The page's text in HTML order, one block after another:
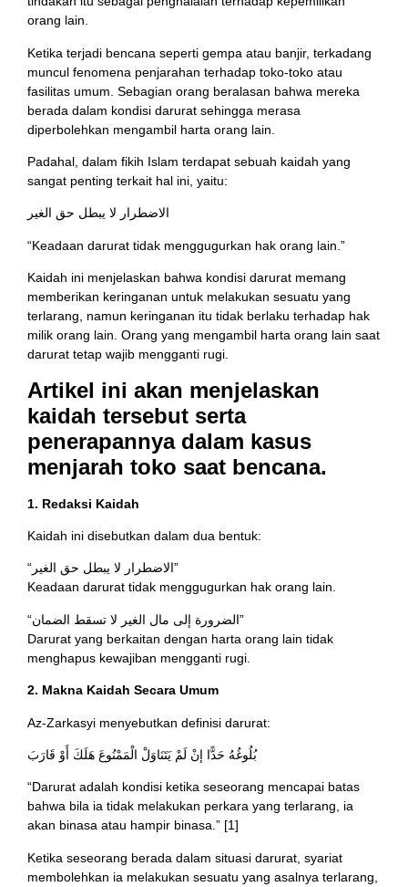
orang lain.
Ketika terjadi bencana seperti gempa atau banjir, terkadang
muncul fenomena penjarahan terhadap toko-toko atau
fasilitas umum. Sebagian orang beralasan bahwa mereka
berada dalam kondisi darurat sehingga merasa
diperbolehkan mengambil harta orang lain.
Padahal, dalam fikih Islam terdapat sebuah kaidah yang
sangat penting terkait hal ini, yaitu:
الاضطرار لا يبطل حق الغير
“Keadaan darurat tidak menggugurkan hak orang lain.”
Kaidah ini menjelaskan bahwa kondisi darurat memang
memberikan keringanan untuk melakukan sesuatu yang
terlarang, namun keringanan itu tidak berlaku terhadap hak
milik orang lain. Orang yang mengambil harta orang lain saat
darurat tetap wajib mengganti rugi.
Artikel ini akan menjelaskan
kaidah tersebut serta
penerapannya dalam kasus
menjarah toko saat bencana.
1. Redaksi Kaidah
Kaidah ini disebutkan dalam dua bentuk:
“الاضطرار لا يبطل حق الغير”
Keadaan darurat tidak menggugurkan hak orang lain.
“الضرورة إلى مال الغير لا تسقط الضمان”
Darurat yang berkaitan dengan harta orang lain tidak
menghapus kewajiban mengganti rugi.
2. Makna Kaidah Secara Umum
Az-Zarkasyi menyebutkan definisi darurat:
بُلُوغُهُ حَدًّا إنْ لَمْ يَتَنَاوَلْ الْمَمْنُوعَ هَلَكَ أَوْ قَارَبَ
“Darurat adalah kondisi ketika seseorang mencapai batas
bahwa bila ia tidak melakukan perkara yang terlarang, ia
akan binasa atau hampir binasa.” [1]
Ketika seseorang berada dalam situasi darurat, syariat
membolehkan ia melakukan sesuatu yang asalnya terlarang,